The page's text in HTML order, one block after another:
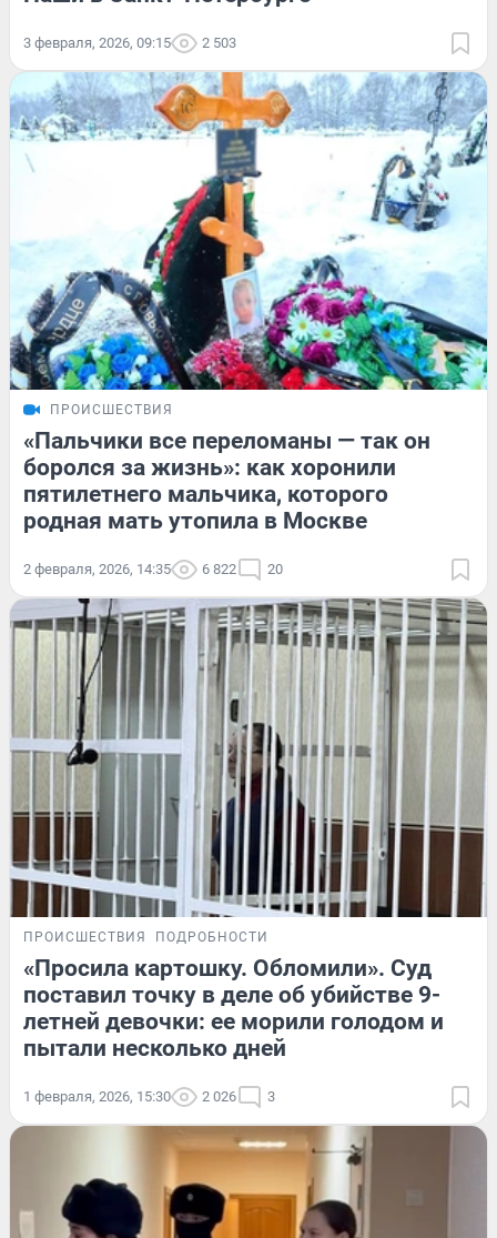
3 февраля, 2026, 09:15 2 503
ПРОИСШЕСТВИЯ
«Пальчики все переломаны — так он
боролся за жизнь»: как хоронили
пятилетнего мальчика, которого
родная мать утопила в Москве
2 февраля, 2026, 14:35 6 822 20
ПРОИСШЕСТВИЯ ПОДРОБНОСТИ
«Просила картошку. Обломили». Суд
поставил точку в деле об убийстве 9-
летней девочки: ее морили голодом и
пытали несколько дней
1 февраля, 2026, 15:30 2 026 3